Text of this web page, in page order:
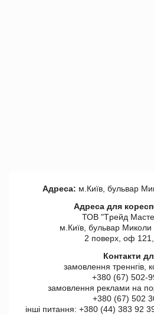
Адреса: м.Київ, бульвар
Адреса для
ТОВ "Tрейд
м.Київ, бульвар Миколи
2 поверх, оф
Контакти
замовлення треннгів,
+380 (67) 502-
замовлення реклами на
+380 (67) 502
інші питання: +380 (44) 383 92